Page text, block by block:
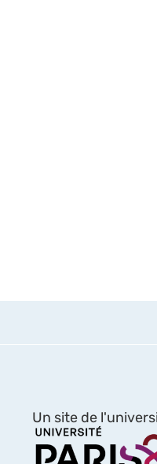
Un site de